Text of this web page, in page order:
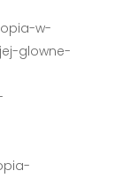
w-
glowne-